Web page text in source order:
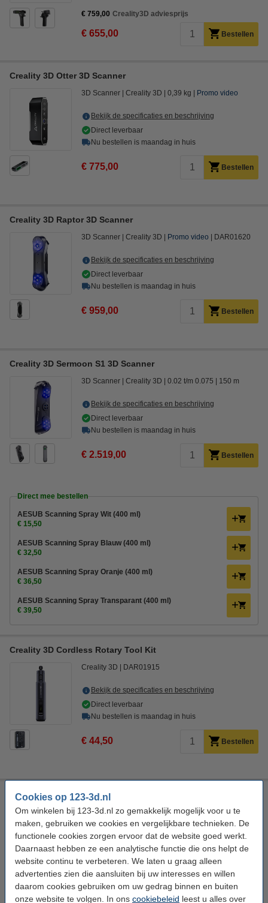
Cookies op 123-3d.nl
Om winkelen bij 123-3d.nl zo gemakkelijk mogelijk voor u te
maken, gebruiken we cookies en vergelijkbare technieken. De
functionele cookies zorgen ervoor dat de website goed werkt.
Daarnaast hebben ze een analytische functie die ons helpt de
website continu te verbeteren. We laten u graag alleen
advertenties zien die aansluiten bij uw interesses en willen
daarom cookies gebruiken om uw gedrag binnen en buiten
onze website te volgen. In ons cookiebeleid leest u alles over
€ 759,00 Creality3D adviesprijs
€ 655,00 Bestellen
Creality 3D Otter 3D Scanner
3D Scanner Creality 3D 0,39 kg Promo video
Bekijk de specificaties en beschrijving
Direct leverbaar
Nu bestellen is maandag in huis
€ 775,00 Bestellen
Creality 3D Raptor 3D Scanner
3D Scanner Creality 3D Promo video DAR01620
Bekijk de specificaties en beschrijving
Direct leverbaar
Nu bestellen is maandag in huis
€ 959,00 Bestellen
Creality 3D Sermoon S1 3D Scanner
3D Scanner Creality 3D 0.02 t/m 0.075 150 m
Bekijk de specificaties en beschrijving
Direct leverbaar
Nu bestellen is maandag in huis
€ 2.519,00 Bestellen
Direct mee bestellen
AESUB Scanning Spray Wit (400 ml)
€ 15,50
AESUB Scanning Spray Blauw (400 ml)
€ 32,50
AESUB Scanning Spray Oranje (400 ml)
€ 36,50
AESUB Scanning Spray Transparant (400 ml)
€ 39,50
Creality 3D Cordless Rotary Tool Kit
Creality 3D DAR01915
Bekijk de specificaties en beschrijving
Direct leverbaar
Nu bestellen is maandag in huis
€ 44,50 Bestellen
Creality 3D Ender 3 V3 SE/KE Strain Gauge bed leveling
Creality 3D DAR02560
Bekijk de specificaties en beschrijving
Direct leverbaar
Nu bestellen is maandag in huis
€ 19,50 Bestellen